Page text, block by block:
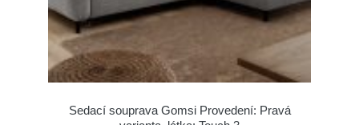
Sedací souprava Gomsi Provedení: Pravá